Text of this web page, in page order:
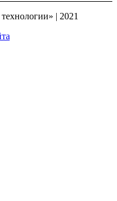
| 2021